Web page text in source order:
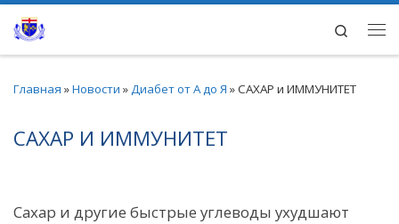
Перейти к содержимому
Search
Главная »Новости »Диабет от А до Я »САХАР и ИММУНИТЕТ
САХАР И ИММУНИТЕТ
Сахар и другие быстрые углеводы ухудшают